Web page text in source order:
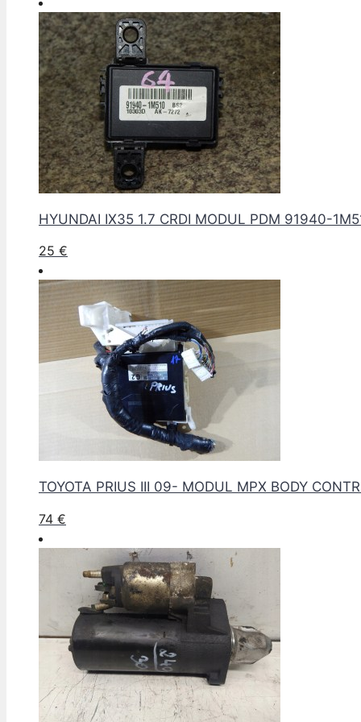
HYUNDAI IX35 1.7 CRDI MODUL PDM 91940-
25 €
TOYOTA PRIUS III 09- MODUL MPX BODY
74 €